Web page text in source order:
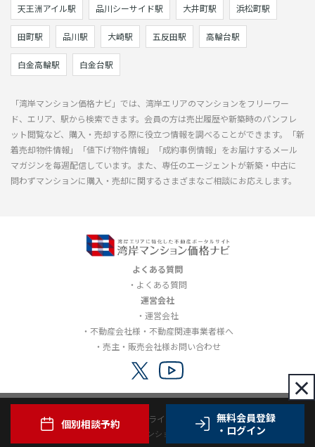
個別相談予約
無料会員登録
・ログイン
×
天王洲アイル駅 品川シーサイド駅 大井町駅 浜松町駅
田町駅 品川駅 大崎駅 五反田駅 高輪台駅
白金高輪駅 白金台駅
「湾岸マンション価格ナビ」では、湾岸エリアのマンションをフリーワー
ド、エリア、駅から検索できます。会員の方は売出履歴や新築時のパンフレ
ット閲覧など、購入・売却する際に役立つ情報を調べることができます。「新
着売却物件情報」「値下げ物件情報」「成約事例情報」をお届けするメール
マガジンを毎週配信しています。また、専任のエージェントが新築・中古に
問わずマンションに購入・売却に関するさまざまなご相談にお応えします。
よくある質問
よくある質問
運営会社
運営会社
不動産会社様・不動産関連事業者様へ
売主・販売会社様お問い合わせ
利用規約 プライバシーポリシー
Copyright© 2012-2026 湾岸マンション価格ナビ all rights reserved.